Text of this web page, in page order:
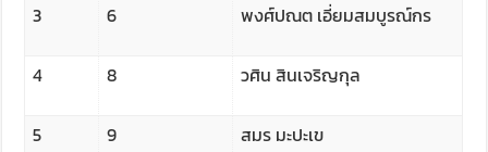
3 6 พงศ์ปณต เอี่ยมสมบูรณ์กร
4 8 วศิน สินเจริญกุล
5 9 สมร มะปะเข